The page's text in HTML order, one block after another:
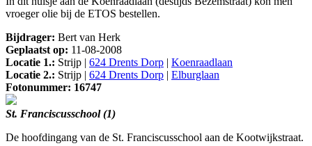
vroeger olie bij de ETOS bestellen.
Bijdrager: Bert van Herk
Geplaatst op: 11-08-2008
Locatie 1.: Strijp | 624 Drents Dorp | Koenraadlaan
Locatie 2.: Strijp | 624 Drents Dorp | Elburglaan
Fotonummer: 16747
St. Franciscusschool (1)
De hoofdingang van de St. Franciscusschool aan de Kootwijkstraat.